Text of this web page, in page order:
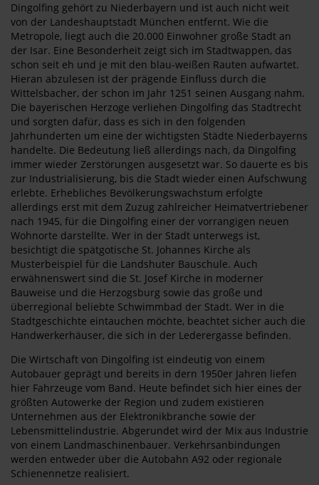
Dingolfing gehört zu Niederbayern und ist auch nicht weit
von der Landeshauptstadt München entfernt. Wie die
Metropole, liegt auch die 20.000 Einwohner große Stadt an
der Isar. Eine Besonderheit zeigt sich im Stadtwappen, das
schon seit eh und je mit den blau-weißen Rauten aufwartet.
Hieran abzulesen ist der prägende Einfluss durch die
Wittelsbacher, der schon im Jahr 1251 seinen Ausgang nahm.
Die bayerischen Herzoge verliehen Dingolfing das Stadtrecht
und sorgten dafür, dass es sich in den folgenden
Jahrhunderten um eine der wichtigsten Städte Niederbayerns
handelte. Die Bedeutung ließ allerdings nach, da Dingolfing
immer wieder Zerstörungen ausgesetzt war. So dauerte es bis
zur Industrialisierung, bis die Stadt wieder einen Aufschwung
erlebte. Erhebliches Bevölkerungswachstum erfolgte
allerdings erst mit dem Zuzug zahlreicher Heimatvertriebener
nach 1945, für die Dingolfing einer der vorrangigen neuen
Wohnorte darstellte. Wer in der Stadt unterwegs ist,
besichtigt die spätgotische St. Johannes Kirche als
Musterbeispiel für die Landshuter Bauschule. Auch
erwähnenswert sind die St. Josef Kirche in moderner
Bauweise und die Herzogsburg sowie das große und
überregional beliebte Schwimmbad der Stadt. Wer in die
Stadtgeschichte eintauchen möchte, beachtet sicher auch die
Handwerkerhäuser, die sich in der Lederergasse befinden.
Die Wirtschaft von Dingolfing ist eindeutig von einem
Autobauer geprägt und bereits in dern 1950er Jahren liefen
hier Fahrzeuge vom Band. Heute befindet sich hier eines der
größten Autowerke der Region und zudem existieren
Unternehmen aus der Elektronikbranche sowie der
Lebensmittelindustrie. Abgerundet wird der Mix aus Industrie
von einem Landmaschinenbauer. Verkehrsanbindungen
werden entweder über die Autobahn A92 oder regionale
Schienennetze realisiert.